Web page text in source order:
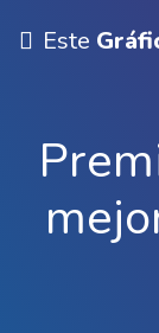
Este